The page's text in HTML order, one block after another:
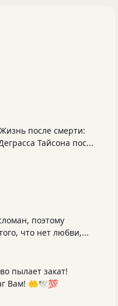
после смерти:
Тайсона пос...
поэтому
что нет любви,...
пылает закат!
Вам! 🤲🕊️💯